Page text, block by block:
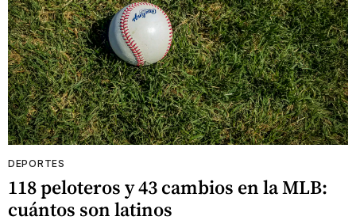
DEPORTES
118 peloteros y 43 cambios en la MLB:
cuántos son latinos